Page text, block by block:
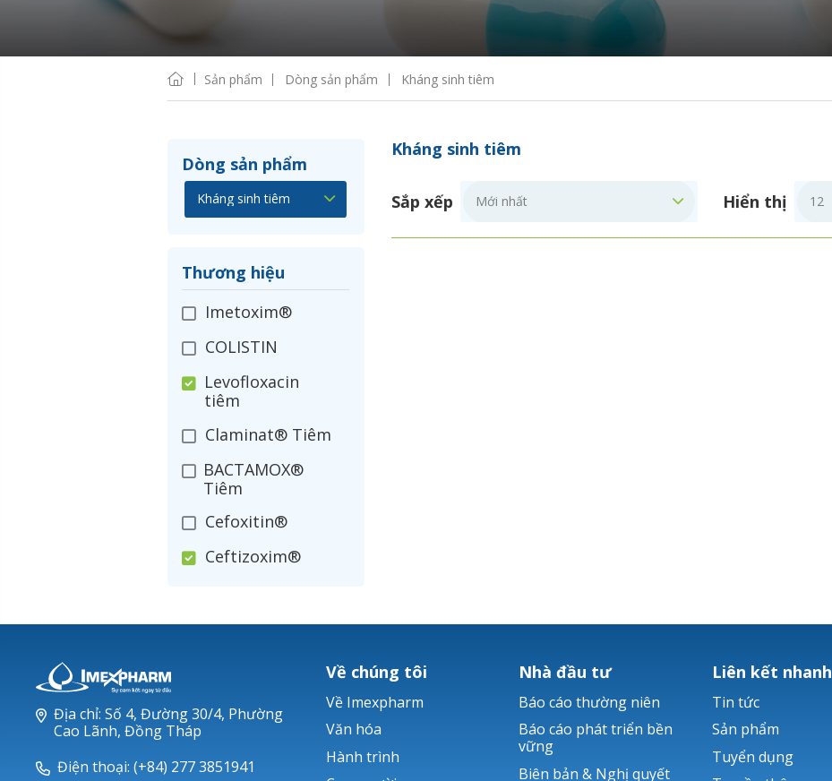
Sản phẩm Dòng sản phẩm Kháng sinh tiêm
Dòng sản phẩm
Thương hiệu
Imetoxim®
COLISTIN
Levofloxacin
tiêm
Claminat® Tiêm
BACTAMOX®
Tiêm
Cefoxitin®
Ceftizoxim®
Nerusyn®
Ticarlinat®
Zobacta®
Kháng sinh tiêm
Sắp xếp Hiển thị
Địa chỉ: Số 4, Đường 30/4, Phường
Cao Lãnh, Đồng Tháp
Điện thoại: (+84) 277 3851941
Về chúng tôi
Về Imexpharm
Văn hóa
Hành trình
Nhà đầu tư
Báo cáo thường niên
Báo cáo phát triển bền
vững
Biên bản & Nghị quyết
Liên kết nhanh
Tin tức
Sản phẩm
Tuyển dụng